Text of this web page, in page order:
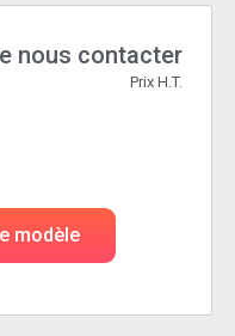
nous contacter
Prix H.T.
modèle